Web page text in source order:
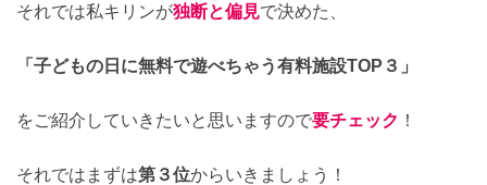
それでは私キリンが独断と偏見で決めた、
「子どもの日に無料で遊べちゃう有料施設TOP３」
をご紹介していきたいと思いますので要チェック ！
それではまずは第３位からいきましょう！